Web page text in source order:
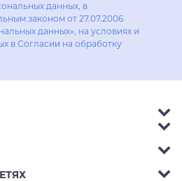
данных, в
законом от 27.07.2006
данных», на условиях и
в Согласии на обработку
39